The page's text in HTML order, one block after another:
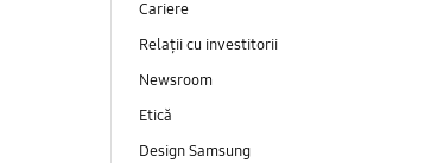
Cariere
Relații cu investitorii
Newsroom
Etică
Design Samsung